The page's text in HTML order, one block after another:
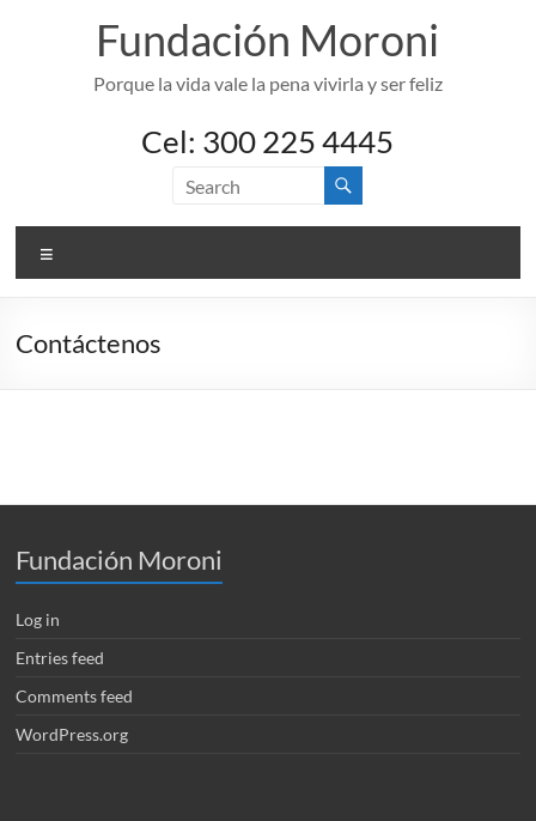
Fundación Moroni
Porque la vida vale la pena vivirla y ser feliz
Cel: 300 225 4445
Contáctenos
Fundación Moroni
Log in
Entries feed
Comments feed
WordPress.org